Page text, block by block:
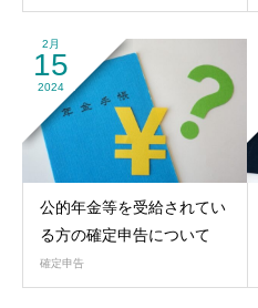
2月
15
2024
公的年金等を受給されてい
る方の確定申告について
確定申告